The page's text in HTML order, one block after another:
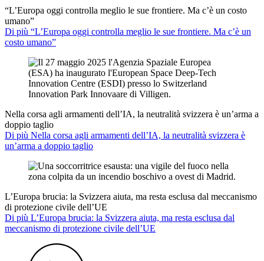
“L’Europa oggi controlla meglio le sue frontiere. Ma c’è un costo
umano”
Di più “L’Europa oggi controlla meglio le sue frontiere. Ma c’è un
costo umano”
Nella corsa agli armamenti dell’IA, la neutralità svizzera è un’arma a
doppio taglio
Di più Nella corsa agli armamenti dell’IA, la neutralità svizzera è
un’arma a doppio taglio
L’Europa brucia: la Svizzera aiuta, ma resta esclusa dal meccanismo
di protezione civile dell’UE
Di più L’Europa brucia: la Svizzera aiuta, ma resta esclusa dal
meccanismo di protezione civile dell’UE